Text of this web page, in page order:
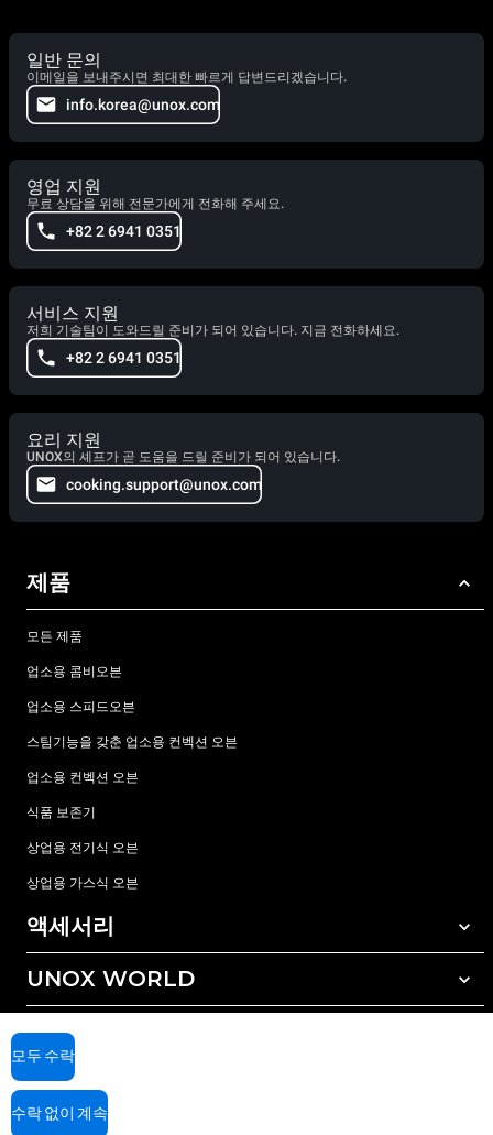
일반 문의
이메일을 보내주시면 최대한 빠르게 답변드리겠습니다.
info.korea@unox.com
영업 지원
무료 상담을 위해 전문가에게 전화해 주세요.
+82 2 6941 0351
서비스 지원
저희 기술팀이 도와드릴 준비가 되어 있습니다. 지금 전화하세요.
+82 2 6941 0351
요리 지원
UNOX의 셰프가 곧 도움을 드릴 준비가 되어 있습니다.
cooking.support@unox.com
제품
모든 제품
업소용 콤비오븐
업소용 스피드오븐
스팀기능을 갖춘 업소용 컨벡션 오븐
업소용 컨벡션 오븐
식품 보존기
상업용 전기식 오븐
상업용 가스식 오븐
액세서리
모든 액세서리
자동세척 세정제
수동세척 세정제
수질 관리를 위한 레진(수지) 필터
역삼투압 수처리 방식
UNOX WORLD
전세계 지사
서비스
우녹스 보증
딜러 찾기
모두 수락
수락 없이 계속